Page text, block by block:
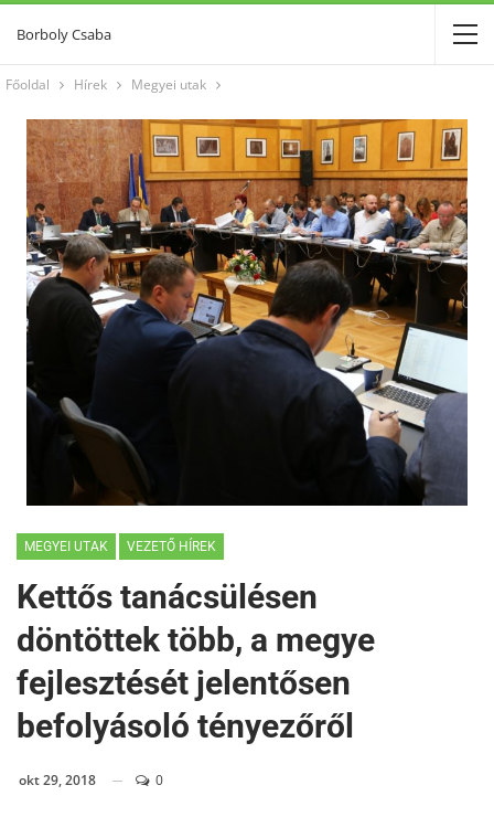
Borboly Csaba
Főoldal Hírek Megyei utak
MEGYEI UTAK VEZETŐ HÍREK
Kettős tanácsülésen
döntöttek több, a megye
fejlesztését jelentősen
befolyásoló tényezőről
okt 29, 2018 0